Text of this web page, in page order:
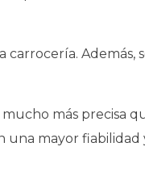
Además,
más precisa
mayor fiabilidad